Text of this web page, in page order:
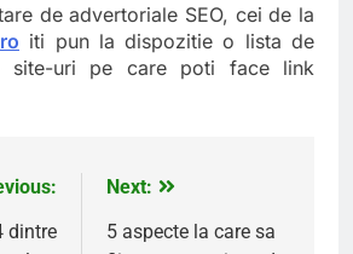
de advertoriale SEO, cei de la
iti pun la dispozitie o lista de
site-uri pe care poti face link
dintre
Next:
5 aspecte la care sa